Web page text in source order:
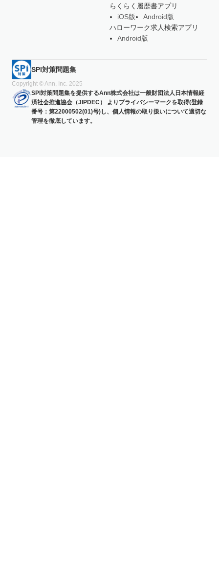
らくらく履歴書アプリ
iOS版
Android版
ハローワーク求人検索アプリ
Android版
SPI対策問題集
Copyright © Ann, Inc. 2025
SPI対策問題集を提供するAnn株式会社は一般財団法人日本情報経
済社会推進協会（JIPDEC） よりプライバシーマークを取得(登録
番号：第22000502(01)号)し、個人情報の取り扱いについて適切な
管理を徹底しています。